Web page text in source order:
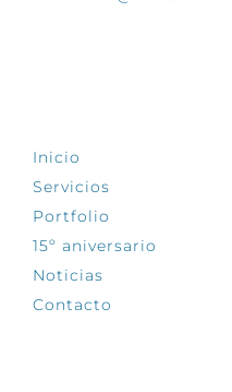
Inicio
Servicios
Portfolio
15º aniversario
Noticias
Contacto